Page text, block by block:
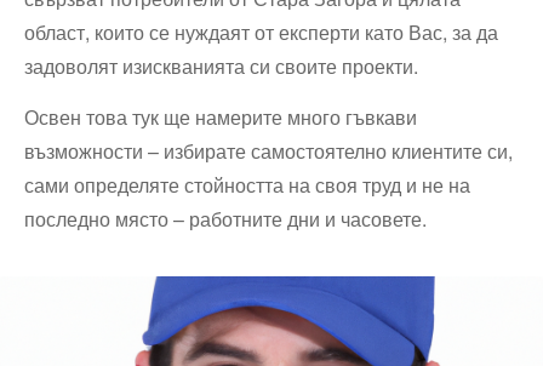
област, които се нуждаят от експерти като Вас, за да
задоволят изискванията си своите проекти.
Освен това тук ще намерите много гъвкави
възможности – избирате самостоятелно клиентите си,
сами определяте стойността на своя труд и не на
последно място – работните дни и часовете.